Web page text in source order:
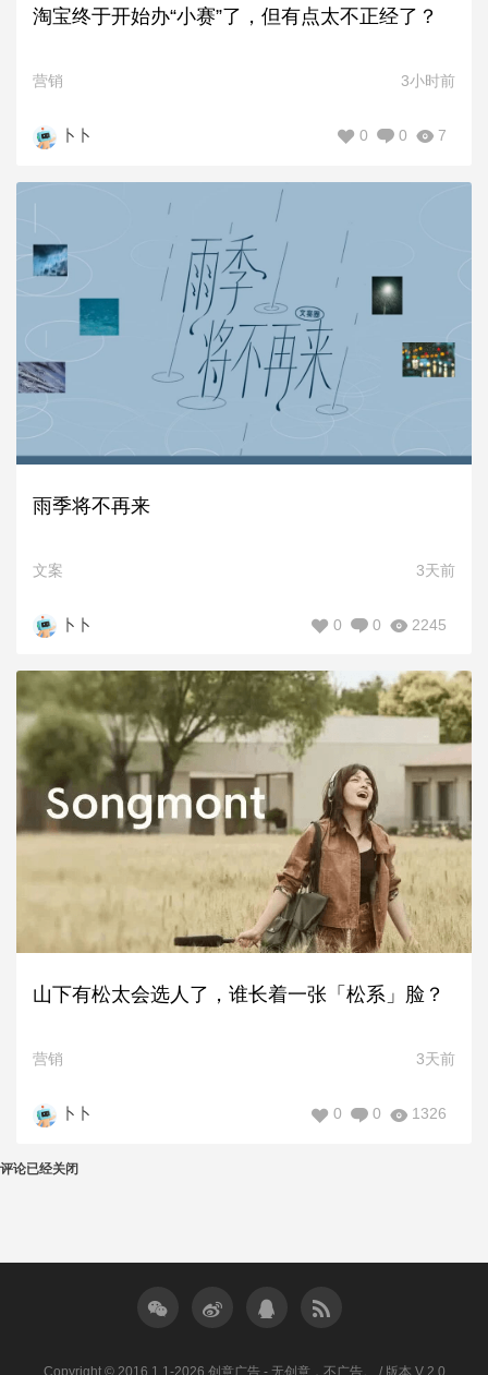
淘宝终于开始办“小赛”了，但有点太不正经了？
营销 3小时前
卜卜 7
0
0
雨季将不再来
文案 3天前
卜卜 2245
0
0
山下有松太会选人了，谁长着一张「松系」脸？
营销 3天前
卜卜 1326
0
0
评论已经关闭
Copyright © 2016.1.1-2026 创意广告 - 无创意，不广告。 / 版本 V 2.0